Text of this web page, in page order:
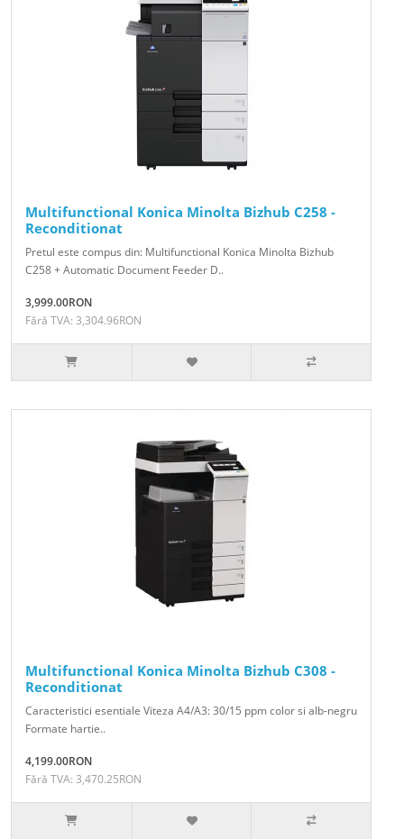
Multifunctional Konica Minolta Bizhub C258 -
Reconditionat
Pretul este compus din: Multifunctional Konica Minolta Bizhub
C258 + Automatic Document Feeder D..
3,999.00RON
Fără TVA: 3,304.96RON
Multifunctional Konica Minolta Bizhub C308 -
Reconditionat
Caracteristici esentiale Viteza A4/A3: 30/15 ppm color si alb-negru
Formate hartie..
4,199.00RON
Fără TVA: 3,470.25RON